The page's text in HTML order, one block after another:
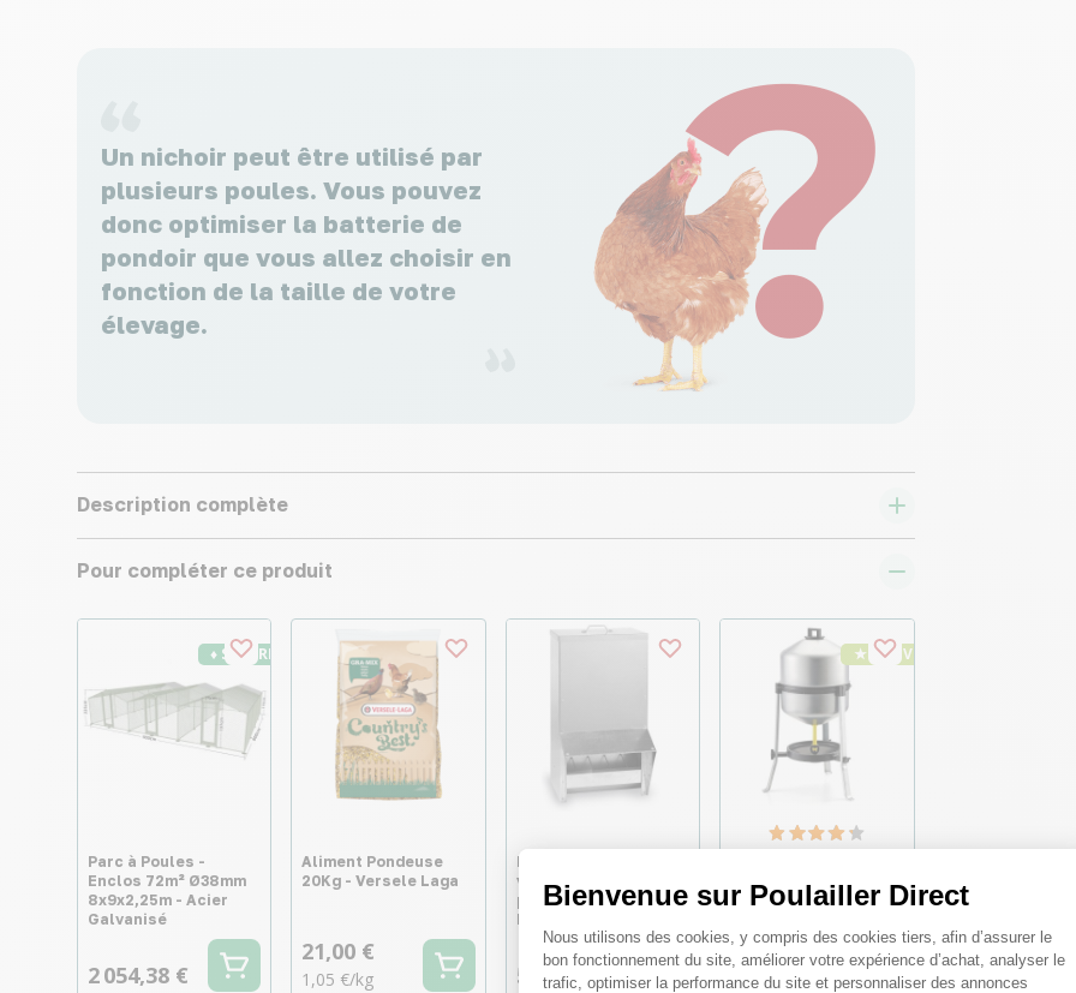
Bienvenue sur Poulailler Direct
Plateforme de Gestion du
Nous utilisons des cookies, y compris des cookies tiers, afin d’assurer le
bon fonctionnement du site, améliorer votre expérience d’achat, analyser le
trafic, optimiser la performance du site et personnaliser des annonces
Un nichoir peut être utilisé par
plusieurs poules. Vous pouvez
donc optimiser la batterie de
pondoir que vous allez choisir en
fonction de la taille de votre
élevage.
Description complète
Pour compléter ce produit
♦ SECURITE26
Parc à Poules -
Enclos 72m² Ø38mm
8x9x2,25m - Acier
Galvanisé
2 054,38 €
Aliment Pondeuse
20Kg - Versele Laga
21,00 €
1,05 €/kg
Mangeoire à trémie
volailles métal avec
protection anti-pluie
Bordeaux 40L - Gaun
52,99 €
★ Top Vente
pour poule type 30L
galvanisé
39,90 €